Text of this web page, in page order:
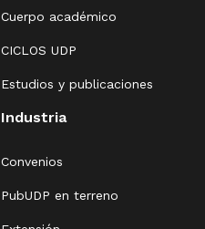
Cuerpo académico
CICLOS UDP
Estudios y publicaciones
Industria
Convenios
PubUDP en terreno